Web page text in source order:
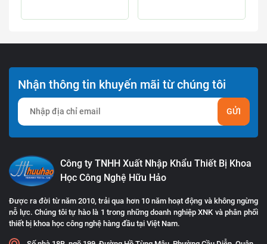
Nhận thông tin khuyến mãi từ chúng tôi
GỬI
Công ty TNHH Xuất Nhập Khẩu Thiết Bị Khoa
Học Công Nghệ Hữu Hảo
Được ra đời từ năm 2010, trải qua hơn 10 năm hoạt động và không ngừng
nỗ lực. Chúng tôi tự hào là 1 trong những doanh nghiệp XNK và phân phối
thiết bị khoa học công nghệ hàng đầu tại Việt Nam.